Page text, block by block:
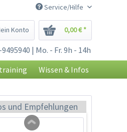
Service/Hilfe
Konto 0,00 € *
| Mo. - Fr. 9h - 14h
Wissen & Infos
und Empfehlungen
Roamer
Granite Gray
59,99 € *